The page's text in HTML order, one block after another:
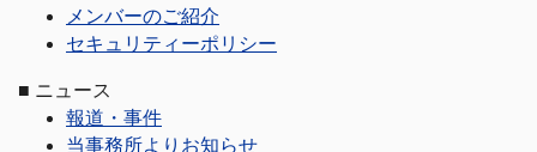
メンバーのご紹介
セキュリティーポリシー
■ ニュース
報道・事件
当事務所よりお知らせ